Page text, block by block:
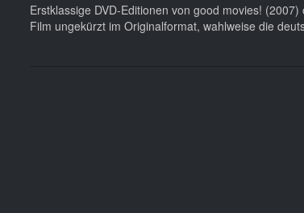
Erstklassige DVD-Editionen von good movies!
Film ungekürzt im Originalformat, wahlweise die